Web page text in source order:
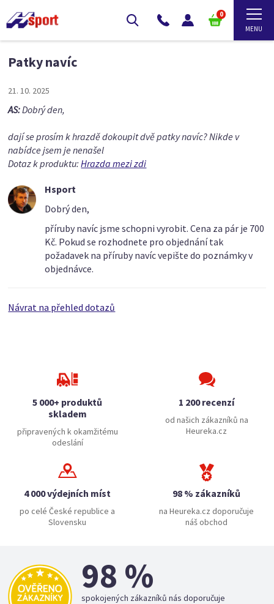
0
Patky navíc
21. 10. 2025
AS:Dobrý den,
dají se prosím k hrazdě dokoupit dvě patky navíc? Nikde v
nabídce jsem je nenašel
Dotaz k produktu:Hrazda mezi zdi
Hsport
Dobrý den,
příruby navíc jsme schopni vyrobit. Cena za pár je 700
Kč. Pokud se rozhodnete pro objednání tak
požadavek na příruby navíc vepište do poznámky v
objednávce.
Návrat na přehled dotazů
5 000+ produktů
skladem
připravených k okamžitému
odeslání
1 200 recenzí
od našich zákazníků na
Heureka.cz
4 000 výdejních míst
po celé České republice a
Slovensku
98 % zákazníků
na Heureka.cz doporučuje
náš obchod
98 %
spokojených zákazníků nás doporučuje